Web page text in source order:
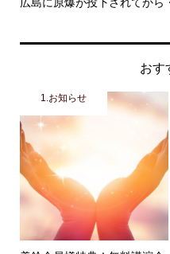
おす
1.お知らせ